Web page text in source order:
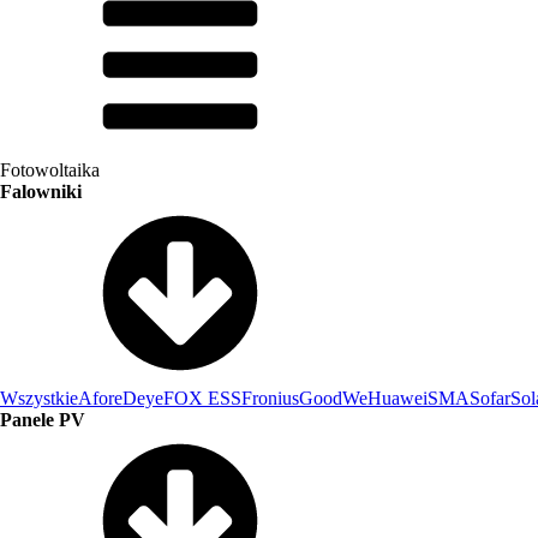
Fotowoltaika
Falowniki
WszystkieAforeDeyeFOX ESSFroniusGoodWeHuaweiSMASofar
Panele PV